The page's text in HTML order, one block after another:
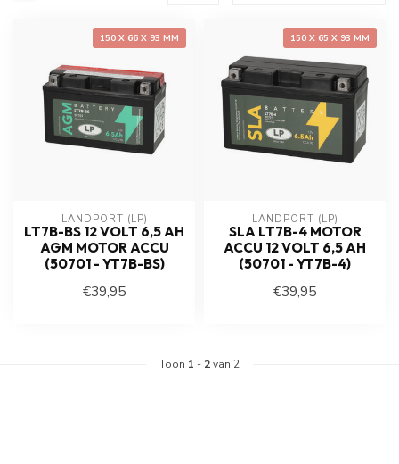
150 X 66 X 93 MM
LANDPORT (LP)
LT7B-BS 12 VOLT 6,5 AH
AGM MOTOR ACCU
(50701 - YT7B-BS)
€39,95
150 X 65 X 93 MM
LANDPORT (LP)
SLA LT7B-4 MOTOR
ACCU 12 VOLT 6,5 AH
(50701 - YT7B-4)
€39,95
Toon 1 - 2van 2